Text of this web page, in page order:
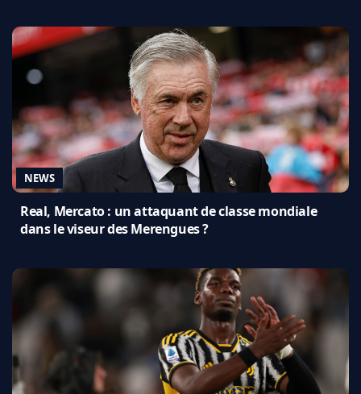
NEWS
Real, Mercato : un attaquant de classe mondiale
dans le viseur des Merengues ?